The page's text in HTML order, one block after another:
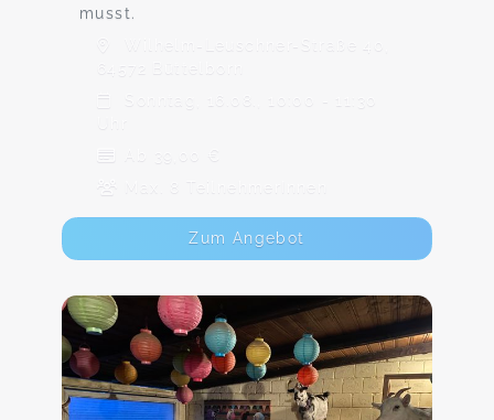
musst.
Wilhelm-Leuschner-Straße 40,
64572 Büttelborn
Sonntag, 16.08., 10:00 - 11:30
Ab 39,00 €
Max. 8 TeilnehmerInnen
Zum Angebot